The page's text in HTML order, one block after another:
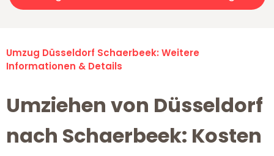
Umzug Düsseldorf Schaerbeek: Weitere
Informationen & Details
Umziehen von Düsseldorf
nach Schaerbeek: Kosten